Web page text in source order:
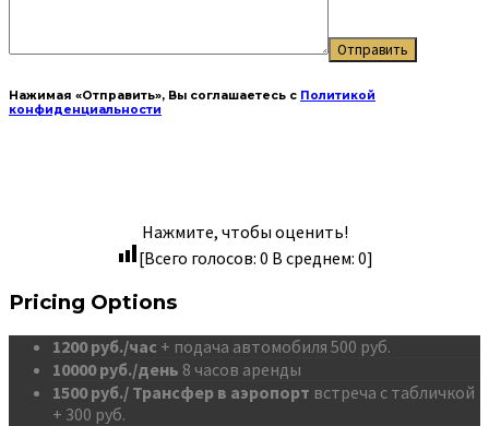
Нажимая «Отправить», Вы соглашаетесь с Политикой
конфиденциальности
Нажмите, чтобы оценить!
[Всего голосов: 0 В среднем: 0]
Pricing Options
1200 руб./час + подача автомобиля 500 руб.
10000 руб./день 8 часов аренды
1500 руб./ Трансфер в аэропорт встреча с табличкой
+ 300 руб.